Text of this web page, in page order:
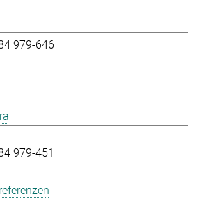
979-646
979-451